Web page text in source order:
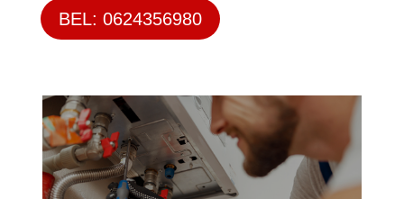
BEL: 0624356980